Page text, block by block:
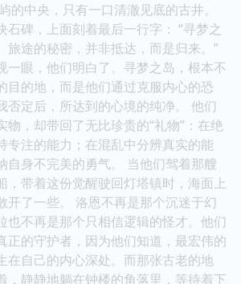
的中央，只有一口清澈见底的古井。
石碑，上面刻着最后一行字： “寻梦之
旅途的秘密，并非抵达，而是归来。”
一眼，他们明白了。寻梦之岛，根本不
目的地，而是他们通过克服内心的恐
否定后，所达到的心境的纯净。 他们
物，却带回了无比珍贵的“礼物”：在绝
专注的能力；在混乱中分辨真实的能
自身不完美的勇气。 当他们驾着那艘
，带着这份觉醒驶回灯塔镇时，海面上
开了一些。 洛恩不再是那个沉迷于幻
也不再是那个只相信逻辑的怪才。他们
正的守护者，因为他们知道，最宏伟的
在自己的内心深处。而那张古老的地
，静静地躺在钟楼的角落里，等待着下